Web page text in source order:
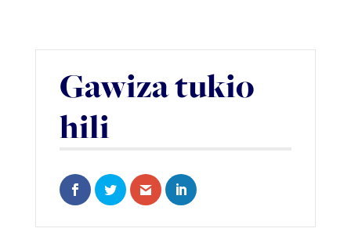
Gawiza tukio
hili
Share on Facebook
Share on Twitter
Share via Email
Share on LinkedIn